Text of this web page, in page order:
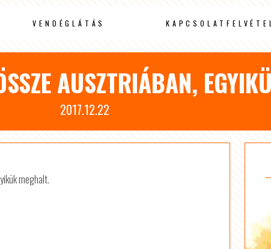
VENDÉGLÁTÁS KAPCSOLATFELVÉTEL
AUSZTRIÁBAN,
2017.12.22
meghalt.